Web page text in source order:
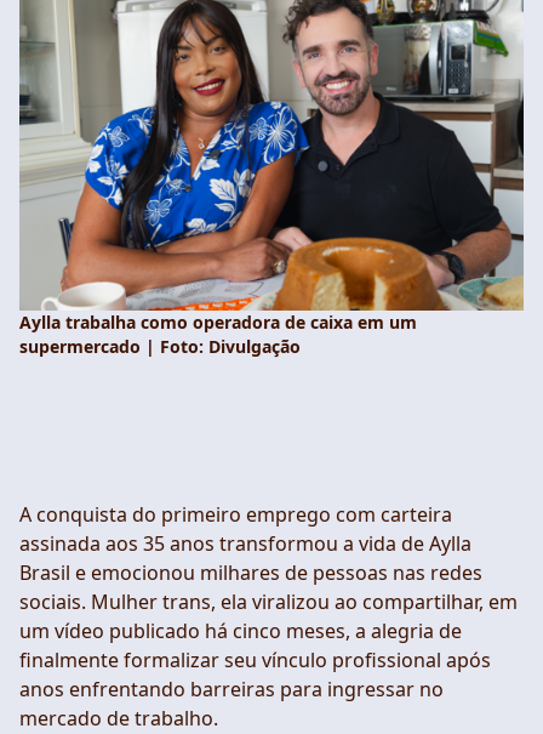
Aylla trabalha como operadora de caixa em um
supermercado | Foto: Divulgação
A conquista do primeiro emprego com carteira
assinada aos 35 anos transformou a vida de Aylla
Brasil e emocionou milhares de pessoas nas redes
sociais. Mulher trans, ela viralizou ao compartilhar, em
um vídeo publicado há cinco meses, a alegria de
finalmente formalizar seu vínculo profissional após
anos enfrentando barreiras para ingressar no
mercado de trabalho.